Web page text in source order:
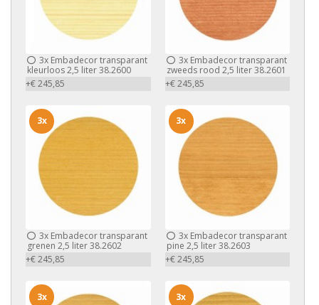
3x Embadecor transparant
kleurloos 2,5 liter 38.2600
+€ 245,85
3xEmbadecor transparant
zweeds rood 2,5 liter 38.2601
+€ 245,85
3x Embadecor transparant
grenen 2,5 liter 38.2602
+€ 245,85
3x
3xEmbadecor transparant
pine 2,5 liter 38.2603
+€ 245,85
3x
3x 3x